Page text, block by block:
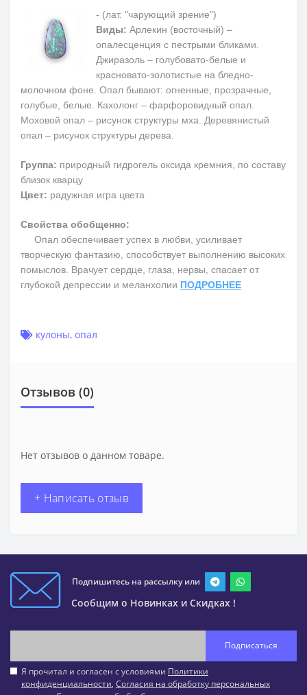
- (лат. "чарующий зрение")
Виды: Арлекин (восточный) –
опалесценция с пестрыми бликами.
Джиразоль – голубовато-белые и
красновато-золотистые на бледно-
молочном фоне. Опал бывают: огненные, прозрачные,
голубые, белые. Кахолонг – фарфоровидный опал.
Моховой опал – рисунок структуры мха. Деревянистый
опал – рисунок структуры дерева.
Группа: природный гидрогель оксида кремния, по составу
близок кварцу
Цвет: радужная игра цвета
Свойства обобщенно:
Опал обеспечивает успех в любви, усиливает
творческую фантазию, способствует выполнению высоких
помыслов. Врачует сердце, глаза, нервы, спасает от
глубокой депрессии и меланхолии ПОДРОБНЕЕ
кулоны, опал
Отзывов (0)
Нет отзывов о данном товаре.
+ Написать отзыв
Подпишитесь на рассылку или
Сообщим о Новинках и Скидках !
Подписаться
Я прочитал и согласен с условиями Политики
конфиденциальности, Согласия на обработку персональных